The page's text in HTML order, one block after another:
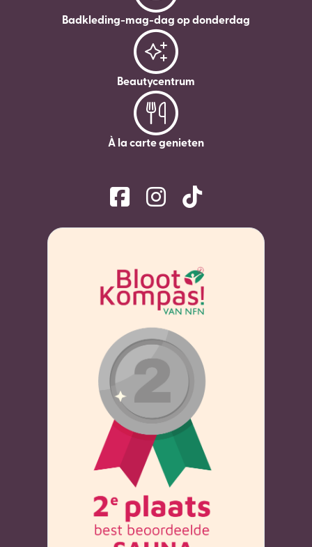
Badkleding-mag-dag op donderdag
Beautycentrum
À la carte genieten